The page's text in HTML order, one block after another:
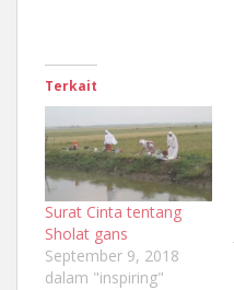
Terkait
Surat Cinta tentang
Sholat gans
September 9, 2018
dalam "inspiring"